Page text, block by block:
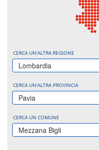
CERCA UN'ALTRA REGIONE
Lombardia
CERCA UN'ALTRA PROVINCIA
Pavia
CERCA UN COMUNE
Mezzana Bigli